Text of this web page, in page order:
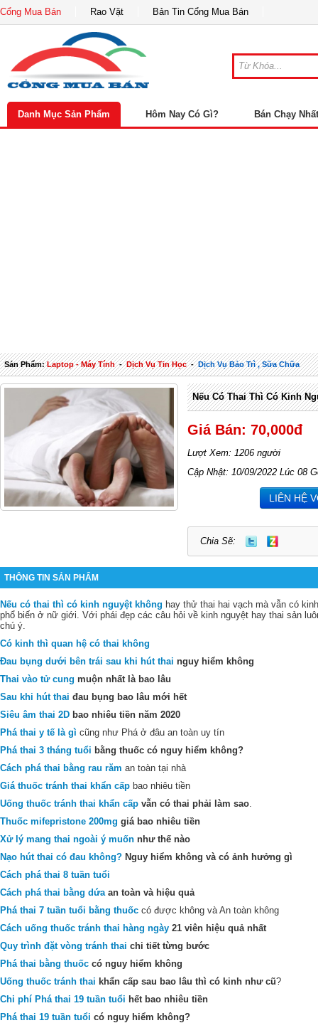
Cổng Mua Bán Rao Vặt Bản Tin Cổng Mua Bán
Danh Mục Sản Phẩm Hôm Nay Có Gì? Bán Chạy Nhất
Sản Phẩm:Laptop - Máy Tính-Dịch Vụ Tin Học-Dịch Vụ Bảo Trì , Sữa Chữa
Nếu Có Thai Thì Có Kinh
Giá Bán: 70,000đ
Lượt Xem: 1206 người
Cập Nhật: 10/09/2022 Lúc 08
LIÊN HỆ
Chia Sẽ:
THÔNG TIN SẢN PHẨM
Nếu có thai thì có kinh nguyệt không hay thử thai hai vạch mà vẫn có
phổ biến ở nữ giới. Với phái đẹp các câu hỏi về kinh nguyệt hay thai sản
chú ý.
Có kinh thì quan hệ có thai không
Đau bụng dưới bên trái sau khi hút thai nguy hiểm không
Thai vào tử cung muộn nhất là bao lâu
Sau khi hút thai đau bụng bao lâu mới hết
Siêu âm thai 2D bao nhiêu tiền năm 2020
Phá thai y tế là gì cũng như Phá ở đâu an toàn uy tín
Phá thai 3 tháng tuổi bằng thuốc có nguy hiểm không?
Cách phá thai bằng rau răm an toàn tại nhà
Giá thuốc tránh thai khẩn cấp bao nhiêu tiền
Uống thuốc tránh thai khẩn cấp vẫn có thai phải làm sao
Thuốc mifepristone 200mg giá bao nhiêu tiền
Xử lý mang thai ngoài ý muốn như thế nào
Nạo hút thai có đau không? Nguy hiểm không và có ảnh hưởng gì
Cách phá thai 8 tuần tuổi
Cách phá thai bằng dứa an toàn và hiệu quả
Phá thai 7 tuần tuổi bằng thuốc có được không và An toàn không
Cách uống thuốc tránh thai hàng ngày 21 viên hiệu quả nhất
Quy trình đặt vòng tránh thai chi tiết từng bước
Phá thai bằng thuốc có nguy hiểm không
Uống thuốc tránh thai khẩn cấp sau bao lâu thì có kinh như cũ?
Chi phí Phá thai 19 tuần tuổi hết bao nhiêu tiền
Phá thai 19 tuần tuổi có nguy hiểm không?